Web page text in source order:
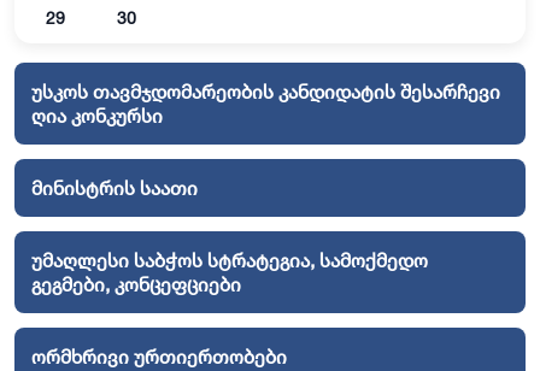
29 30
უსკოს თავმჯდომარეობის კანდიდატის შესარჩევი
ღია კონკურსი
მინისტრის საათი
უმაღლესი საბჭოს სტრატეგია, სამოქმედო
გეგმები, კონცეფციები
ორმხრივი ურთიერთობები